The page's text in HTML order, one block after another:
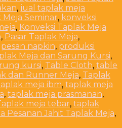
, jual taplak meja
Seminar, konveksi
, Konveksi Taplak Meja
, Pasar Taplak Meja,
pesan napkin, produksi
Meja dan Sarung Kursi,
kursi, Table Cloth, table
dan Runner Meja, Taplak
meja ibm, taplak meja
, taplak meja prasmanan,
meja tebar, taplak
Pesanan Jahit Taplak Meja,